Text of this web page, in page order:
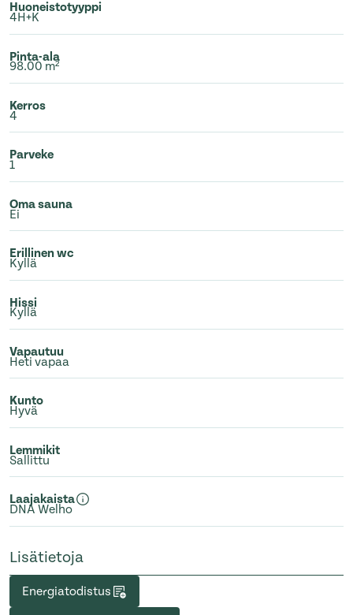
Huoneistotyyppi
4H+K
Pinta-ala
98.00 m²
Kerros
4
Parveke
1
Oma sauna
Ei
Erillinen wc
Kyllä
Hissi
Kyllä
Vapautuu
Heti vapaa
Kunto
Hyvä
Lemmikit
Sallittu
Laajakaista
DNA Welho
Lisätietoja
Energiatodistus